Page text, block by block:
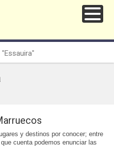
y destinos por conocer; entre
cuenta podemos enunciar las